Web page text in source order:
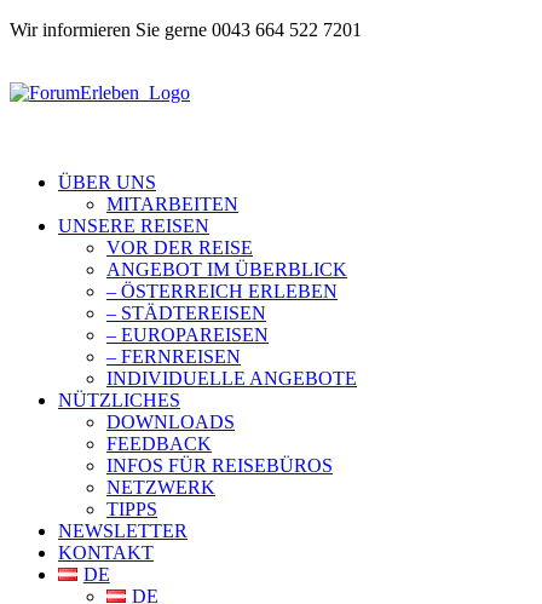
Wir informieren Sie gerne 0043 664 522 7201
ÜBER UNS
MITARBEITEN
UNSERE REISEN
VOR DER REISE
ANGEBOT IM ÜBERBLICK
– ÖSTERREICH ERLEBEN
– STÄDTEREISEN
– EUROPAREISEN
– FERNREISEN
INDIVIDUELLE ANGEBOTE
NÜTZLICHES
DOWNLOADS
FEEDBACK
INFOS FÜR REISEBÜROS
NETZWERK
TIPPS
NEWSLETTER
KONTAKT
DE
DE